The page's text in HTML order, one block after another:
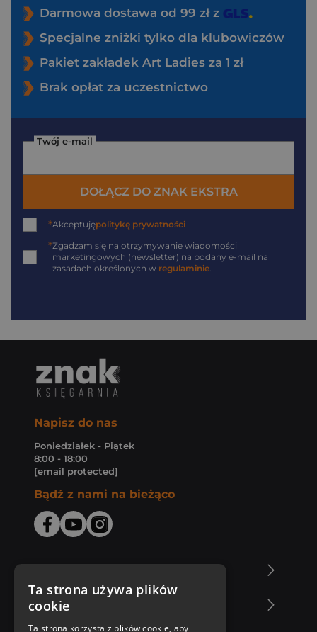
Darmowa dostawa od 99 zł z
Specjalne zniżki tylko dla klubowiczów
Pakiet zakładek Art Ladies za 1 zł
Brak opłat za uczestnictwo
Twój e-mail
DOŁĄCZ DO ZNAK EKSTRA
*Akceptujępolitykę prywatności
*Zgadzam się na otrzymywanie wiadomości
marketingowych (newsletter) na podany e-mail na
zasadach określonych w regulaminie.
Napisz do nas
Poniedziałek - Piątek
8:00 - 18:00
[email protected]
Bądź z nami na bieżąco
Zakupy u nas
Ta strona używa plików
cookie
Ta strona korzysta z plików cookie, aby